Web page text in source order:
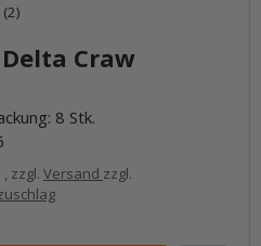
(2)
Craw
8 Stk.
zzgl. Versand zzgl.